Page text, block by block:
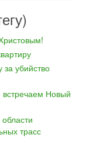
за убийство
Новый
трасс